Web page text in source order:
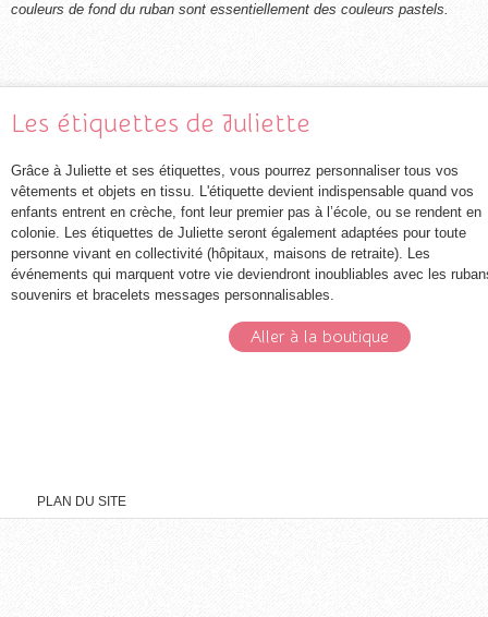
couleurs de fond du ruban sont essentiellement des couleurs pastels.
Les étiquettes de Juliette
Grâce à Juliette et ses étiquettes, vous pourrez personnaliser tous vos
vêtements et objets en tissu. L'étiquette devient indispensable quand vos
enfants entrent en crèche, font leur premier pas à l’école, ou se rendent en
colonie. Les étiquettes de Juliette seront également adaptées pour toute
personne vivant en collectivité (hôpitaux, maisons de retraite). Les
événements qui marquent votre vie deviendront inoubliables avec les
souvenirs et bracelets messages personnalisables.
Aller à la boutique
PLAN DU SITE